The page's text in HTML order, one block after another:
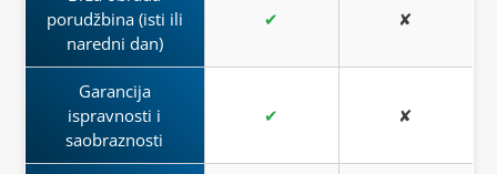
porudžbina (isti ili
naredni dan)
✔ ✘
Garancija
ispravnosti i
saobraznosti
✔ ✘